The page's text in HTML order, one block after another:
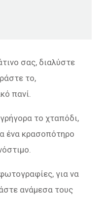
σας, διαλύστε
το,
πανί.
το χταπόδι,
ένα κρασοπότηρο
για να
ανάμεσα τους